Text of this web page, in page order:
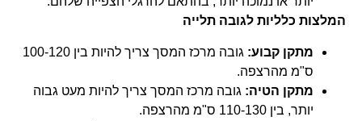
המלצות כלליות לגובה תלייה
מתקן קבוע:
גובה מרכז המסך צריך להיות בין 100-120
ס"מ מהרצפה.
מתקן הטיה: גובה מרכז המסך צריך להיות מעט גבוה
יותר, בין 110-130 ס"מ מהרצפה.